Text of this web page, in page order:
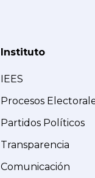
Instituto
IEES
Procesos
Partidos Políticos
Transparencia
Comunicación